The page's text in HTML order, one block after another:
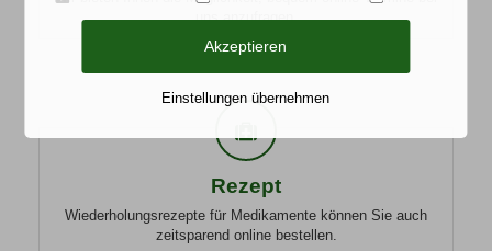
uns anzufragen.
Rezept
Wiederholungsrezepte für Medikamente können Sie auch
zeitsparend online bestellen.
Akzeptieren
Einstellungen übernehmen